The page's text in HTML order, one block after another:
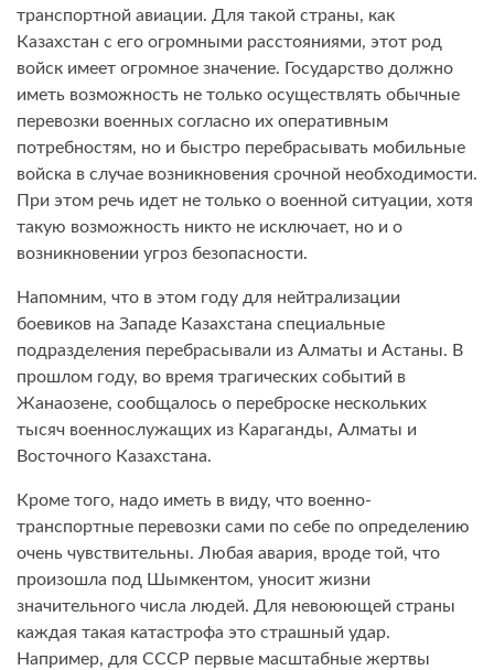
транспортной авиации. Для такой страны, как
Казахстан с его огромными расстояниями, этот род
войск имеет огромное значение. Государство должно
иметь возможность не только осуществлять обычные
перевозки военных согласно их оперативным
потребностям, но и быстро перебрасывать мобильные
войска в случае возникновения срочной необходимости.
При этом речь идет не только о военной ситуации, хотя
такую возможность никто не исключает, но и о
возникновении угроз безопасности.
Напомним, что в этом году для нейтрализации
боевиков на Западе Казахстана специальные
подразделения перебрасывали из Алматы и Астаны. В
прошлом году, во время трагических событий в
Жанаозене, сообщалось о переброске нескольких
тысяч военнослужащих из Караганды, Алматы и
Восточного Казахстана.
Кроме того, надо иметь в виду, что военно-
транспортные перевозки сами по себе по определению
очень чувствительны. Любая авария, вроде той, что
произошла под Шымкентом, уносит жизни
значительного числа людей. Для невоюющей страны
каждая такая катастрофа это страшный удар.
Например, для СССР первые масштабные жертвы